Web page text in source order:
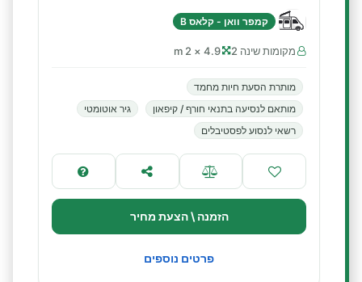
קמפר וואן - קלאס B
מקומות שינה 2 4.9 × 2 m
מותרת הסעת חיות מחמד
מותאם לנסיעה בתנאי חורף / קיפאון
גיר אוטומטי
רשאי לנסוע לפסטיבלים
הזמנה \ הצעת מחיר
פרטים נוספים